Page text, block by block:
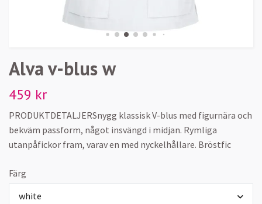
Alva v-blus w
459 kr
PRODUKTDETALJERSnygg klassisk V-blus med figurnära och
bekväm passform, något insvängd i midjan. Rymliga
utanpåfickor fram, varav en med nyckelhållare. Bröstfic
Färg
white